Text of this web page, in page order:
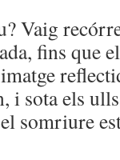
Vaig
fins que
i sota els
somriure